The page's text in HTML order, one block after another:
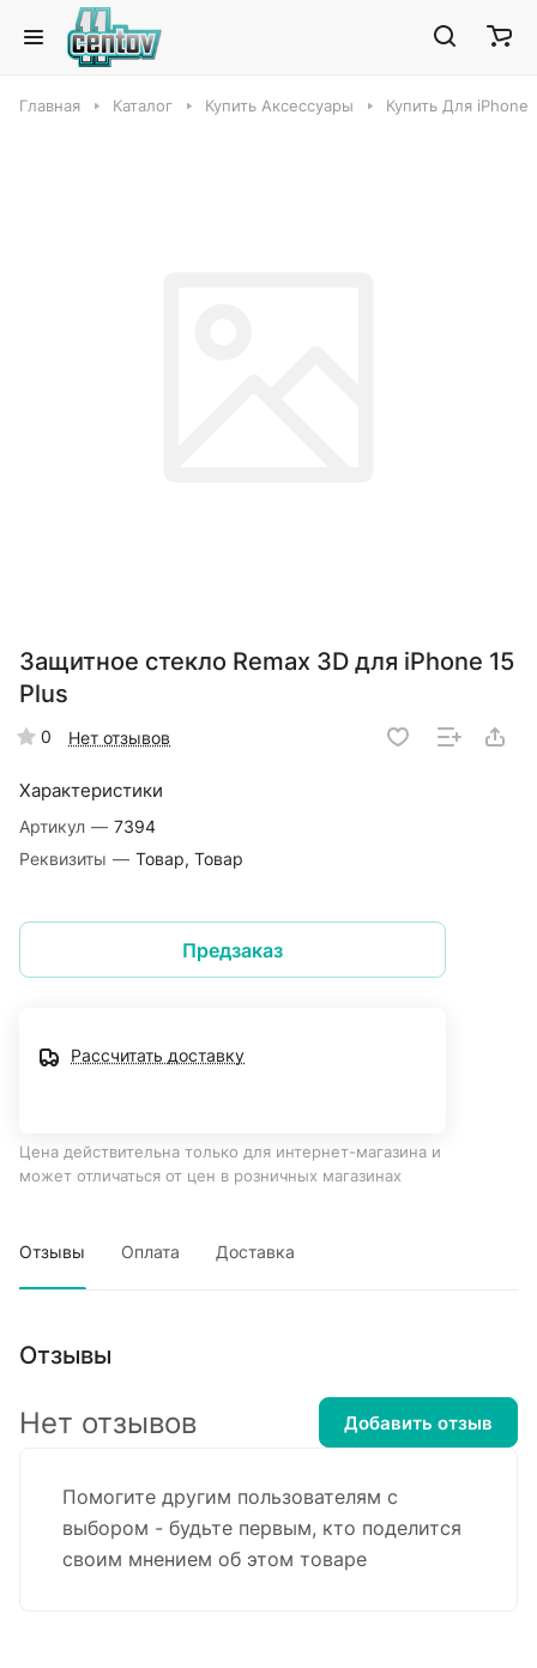
Главная Каталог Купить Аксессуары Купить Для iPhone
Защитное стекло Remax 3D для iPhone 15
Plus
0 Нет отзывов
Характеристики
Артикул — 7394
Реквизиты — Товар, Товар
Предзаказ
Рассчитать доставку
Цена действительна только для интернет-магазина и
может отличаться от цен в розничных магазинах
Отзывы Оплата Доставка
Отзывы
Помогите другим пользователям с
выбором - будьте первым, кто поделится
своим мнением об этом товаре
Нет отзывов Добавить отзыв